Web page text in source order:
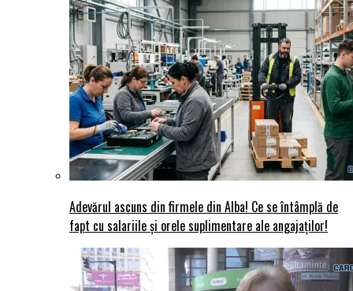
Adevărul ascuns din firmele din Alba! Ce se întâmplă de
fapt cu salariile și orele suplimentare ale angajaților!